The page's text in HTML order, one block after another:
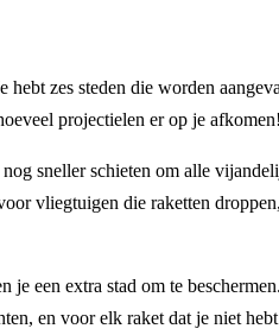
zes steden die worden
projectielen er op je afkomen!
sneller schieten om alle
vliegtuigen die raketten
een extra stad om te
en voor elk raket dat je niet